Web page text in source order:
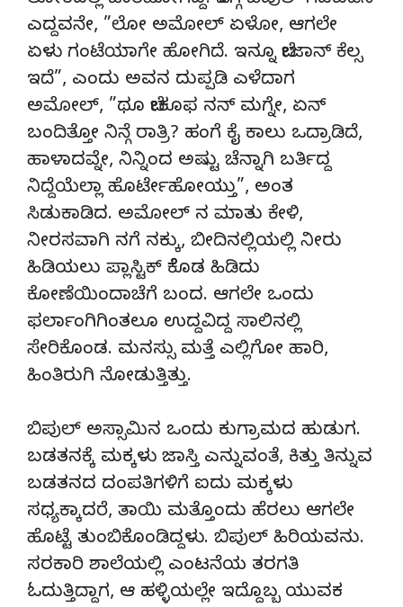
ಎದ್ದವನೇ, ”ಲೋ ಅಮೋಲ್ ಏಳೋ, ಆಗಲೇ
ಏಳು ಗಂಟೆಯಾಗೇ ಹೋಗಿದೆ. ಇನ್ನೂ ಬೇಜಾನ್ ಕೆಲ್ಸ
ಇದೆ”, ಎಂದು ಅವನ ದುಪ್ಪಡಿ ಎಳೆದಾಗ
ಅಮೋಲ್, ”ಥೂ ಬೇಕೂಫ ನನ್ ಮಗ್ನೇ, ಏನ್
ಬಂದಿತ್ತೋ ನಿನ್ಗೆ ರಾತ್ರಿ? ಹಂಗೆ ಕೈ ಕಾಲು ಒದ್ರಾಡಿದೆ,
ಹಾಳಾದವ್ನೇ, ನಿನ್ನಿಂದ ಅಷ್ಟು ಚೆನ್ನಾಗಿ ಬರ್ತಿದ್ದ
ನಿದ್ದೆಯೆಲ್ಲಾ ಹೊರ್ಟೇಹೋಯ್ತು”, ಅಂತ
ಸಿಡುಕಾಡಿದ. ಅಮೋಲ್ ನ ಮಾತು ಕೇಳಿ,
ನೀರಸವಾಗಿ ನಗೆ ನಕ್ಕು, ಬೀದಿನಲ್ಲಿಯಲ್ಲಿ ನೀರು
ಹಿಡಿಯಲು ಪ್ಲಾಸ್ಟಿಕ್ ಕೆೊಡ ಹಿಡಿದು
ಕೋಣೆಯಿಂದಾಚೆಗೆ ಬಂದ. ಆಗಲೇ ಒಂದು
ಫರ್ಲಾಂಗಿಗಿಂತಲೂ ಉದ್ದವಿದ್ದ ಸಾಲಿನಲ್ಲಿ
ಸೇರಿಕೊಂಡ. ಮನಸ್ಸು ಮತ್ತೆ ಎಲ್ಲಿಗೋ ಹಾರಿ,
ಹಿಂತಿರುಗಿ ನೋಡುತ್ತಿತ್ತು.
ಬಿಪುಲ್ ಅಸ್ಸಾಮಿನ ಒಂದು ಕುಗ್ರಾಮದ ಹುಡುಗ.
ಬಡತನಕ್ಕೆ ಮಕ್ಕಳು ಜಾಸ್ತಿ ಎನ್ನುವಂತೆ, ಕಿತ್ತು ತಿನ್ನುವ
ಬಡತನದ ದಂಪತಿಗಳಿಗೆ ಐದು ಮಕ್ಕಳು
ಸಧ್ಯಕ್ಕಾದರೆ, ತಾಯಿ ಮತ್ತೊಂದು ಹೆರಲು ಆಗಲೇ
ಹೊಟ್ಟೆ ತುಂಬಿಕೊಂಡಿದ್ದಳು. ಬಿಪುಲ್ ಹಿರಿಯವನು.
ಸರಕಾರಿ ಶಾಲೆಯಲ್ಲಿ ಎಂಟನೆಯ ತರಗತಿ
ಓದುತ್ತಿದ್ದಾಗ, ಆ ಹಳ್ಳಿಯಲ್ಲೇ ಇದ್ದೊಬ್ಬ ಯುವಕ